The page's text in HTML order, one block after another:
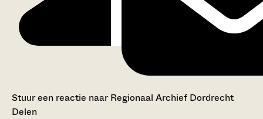
Stuur een reactie naar Regionaal Archief Dordrecht
Delen